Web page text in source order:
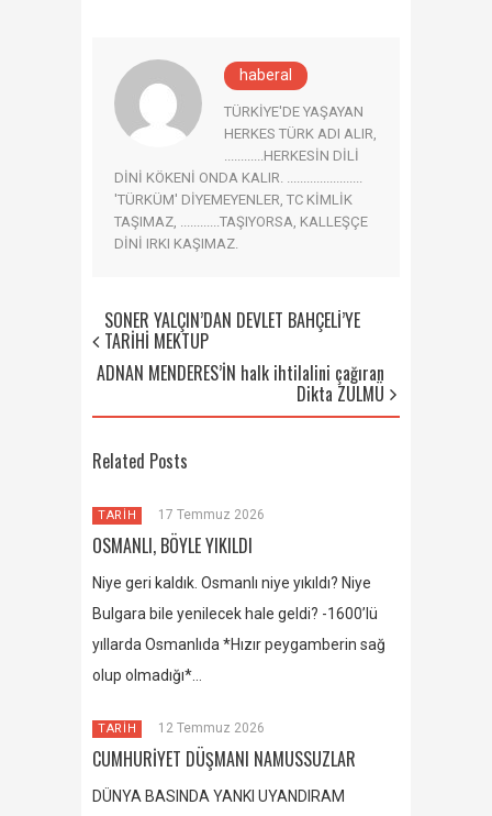
haberal
TÜRKİYE'DE YAŞAYAN
HERKES TÜRK ADI ALIR,
............HERKESİN DİLİ
DİNİ KÖKENİ ONDA KALIR. .......................
'TÜRKÜM' DİYEMEYENLER, TC KİMLİK
TAŞIMAZ, ............TAŞIYORSA, KALLEŞÇE
DİNİ IRKI KAŞIMAZ.
SONER YALÇIN’DAN DEVLET BAHÇELİ’YE
TARİHİ MEKTUP
ADNAN MENDERES’İN halk ihtilalini çağıran
Dikta ZULMÜ
Related Posts
TARİH 17 Temmuz 2026
OSMANLI, BÖYLE YIKILDI
Niye geri kaldık. Osmanlı niye yıkıldı? Niye
Bulgara bile yenilecek hale geldi? -1600’lü
yıllarda Osmanlıda *Hızır peygamberin sağ
olup olmadığı*…
TARİH 12 Temmuz 2026
CUMHURİYET DÜŞMANI NAMUSSUZLAR
DÜNYA BASINDA YANKI UYANDIRAM